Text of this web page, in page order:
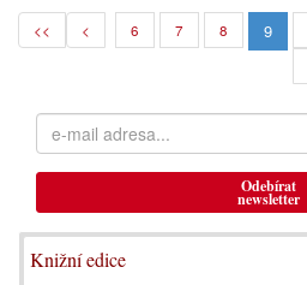
<< < 6 7 8 9
Odebírat
newsletter
Knižní edice